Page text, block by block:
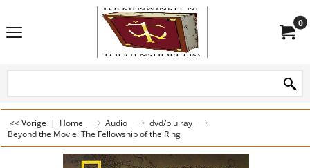
0
<< Vorige | Home Audio
dvd/blu ray
Beyond the Movie: The Fellowship of the Ring